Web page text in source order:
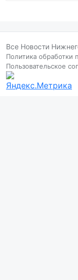
Все Новости
Политика обработки
Пользовательское